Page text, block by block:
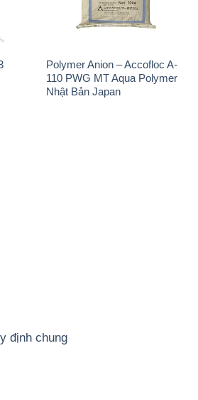
Polymer Anion – Accofloc A-
110 PWG MT Aqua Polymer
Nhật Bản Japan
định chung